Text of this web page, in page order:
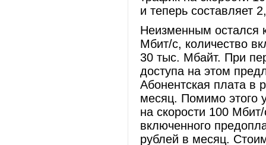
и теперь составляет
Неизменным остался
Мбит/с, количество
30 тыс. Мбайт. При
доступа на этом
Абонентская плата в
месяц. Помимо этого
на скорости 100
включенного
рублей в месяц.